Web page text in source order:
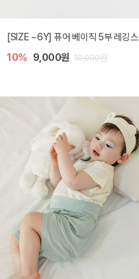
[SIZE ~6Y] 퓨어 베이직 5부 레깅스
10% 9,000원 10,000원